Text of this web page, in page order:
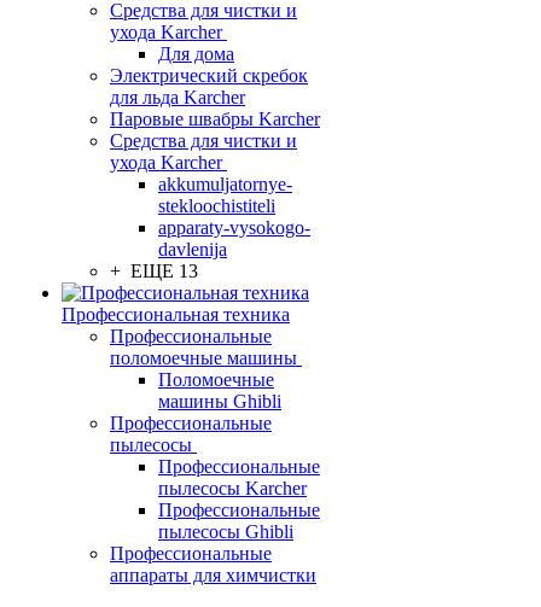
Средства для чистки и
ухода Karcher
Для дома
Электрический скребок
для льда Karcher
Паровые швабры Karcher
Средства для чистки и
ухода Karcher
akkumuljatornye-
stekloochistiteli
apparaty-vysokogo-
davlenija
+ ЕЩЕ 13
Профессиональная техника
Профессиональные
поломоечные машины
Поломоечные
машины Ghibli
Профессиональные
пылесосы
Профессиональные
пылесосы Karcher
Профессиональные
пылесосы Ghibli
Профессиональные
аппараты для химчистки